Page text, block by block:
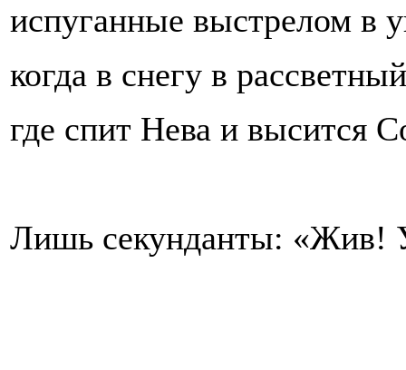
испуганные выстрелом в
когда в снегу в
где спит Нева и высится
Лишь секунданты: «Жив!